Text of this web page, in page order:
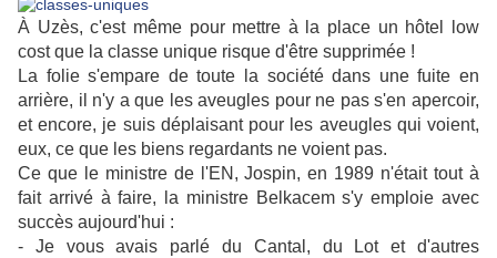
À Uzès, c'est même pour mettre à la place un hôtel low
cost que la classe unique risque d'être supprimée !
La folie s'empare de toute la société dans une fuite en
arrière, il n'y a que les aveugles pour ne pas s'en apercoir,
et encore, je suis déplaisant pour les aveugles qui voient,
eux, ce que les biens regardants ne voient pas.
Ce que le ministre de l'EN, Jospin, en 1989 n'était tout à
fait arrivé à faire, la ministre Belkacem s'y emploie avec
succès aujourd'hui :
- Je vous avais parlé du Cantal, du Lot et d'autres